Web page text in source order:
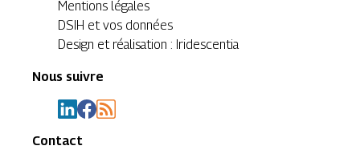
Mentions légales
DSIH et vos données
Design et réalisation : Iridescentia
Nous suivre
Contact